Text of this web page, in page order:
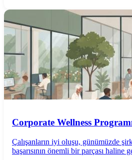
Corporate Wellness
Çalışanların iyi oluşu, günümüzde
başarısının önemli bir parçası haline